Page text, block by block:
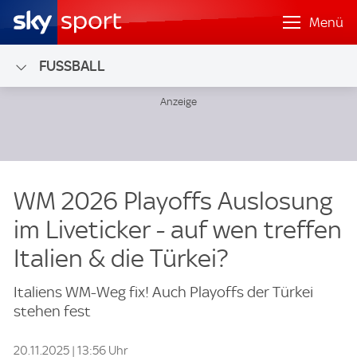
Menü
FUSSBALL
WM 2026 Playoffs Auslosung
im Liveticker - auf wen treffen
Italien & die Türkei?
Italiens WM-Weg fix! Auch Playoffs der Türkei
stehen fest
20.11.2025 | 13:56 Uhr